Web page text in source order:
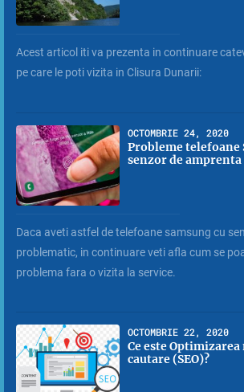
Acest articol iti va prezenta in continuare
pe care le poti vizita in Clisura Dunarii:
OCTOMBRIE 24, 2020
Probleme telefoane
senzor de amprenta
Daca aveti astfel de telefoane samsung cu
problematic, in continuare veti afla cum se
problema fara o vizita la service.
OCTOMBRIE 22, 2020
Ce este
cautare (SEO)?